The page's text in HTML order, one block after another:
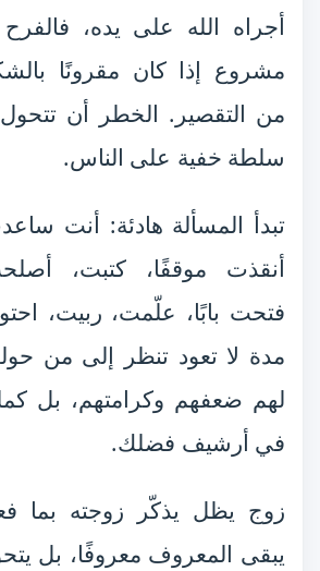
أجراه الله على يده،
مشروع إذا كان مقرونًا
من التقصير. الخطر أن تتحول
سلطة خفية على الناس.
تبدأ المسألة هادئة: أنت
أنقذت موقفًا، كتبت،
فتحت بابًا، علّمت، ربيت،
مدة لا تعود تنظر إلى من
لهم ضعفهم وكرامتهم، بل
في أرشيف فضلك.
زوج يظل يذكّر زوجته بما
يبقى المعروف معروفًا، بل